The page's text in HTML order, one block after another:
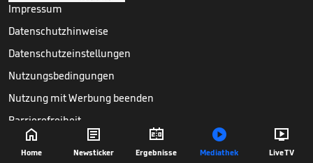

Home

Newsticker

Ergebnisse

Mediathek

Live TV
Impressum
Datenschutzhinweise
Datenschutzeinstellungen
Nutzungsbedingungen
Nutzung mit Werbung beenden
Barrierefreiheit
Copyright © Sport1 GmbH. Alle Rechte vorbehalten.